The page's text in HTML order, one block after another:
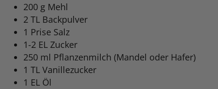
200 g Mehl
2 TL Backpulver
1 Prise Salz
1-2 EL Zucker
250 ml Pflanzenmilch (Mandel oder Hafer)
1 TL Vanillezucker
1 EL Öl